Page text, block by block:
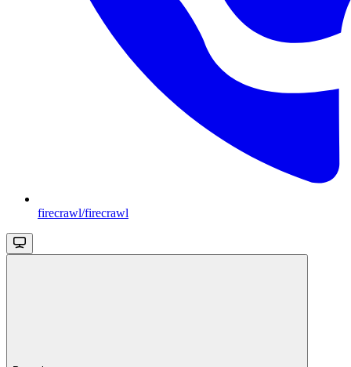
firecrawl/firecrawl